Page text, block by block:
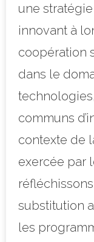
une
innovant à
coopération
dans le
communs
contexte de
exercée par
substitution
les